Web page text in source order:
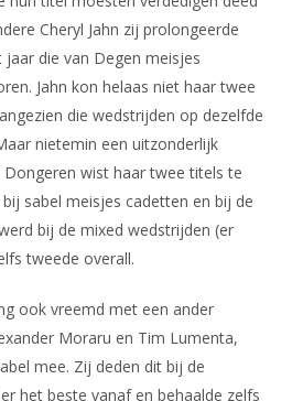
Cheryl Jahn zij prolongeerde
die van Degen meisjes
Jahn kon helaas niet haar twee
die wedstrijden op dezelfde
nietemin een uitzonderlijk
Dongeren wist haar twee titels te
sabel meisjes cadetten en bij de
bij de mixed wedstrijden (er
tweede overall.
ook vreemd met een ander
Moraru en Tim Lumenta,
mee. Zij deden dit bij de
het beste vanaf en behaalde zelfs